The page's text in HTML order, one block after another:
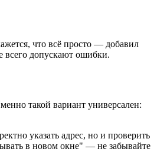
что всё просто — добавил
всего допускают ошибки.
такой вариант универсален:
указать адрес, но и проверить
в новом окне" — не забывайте